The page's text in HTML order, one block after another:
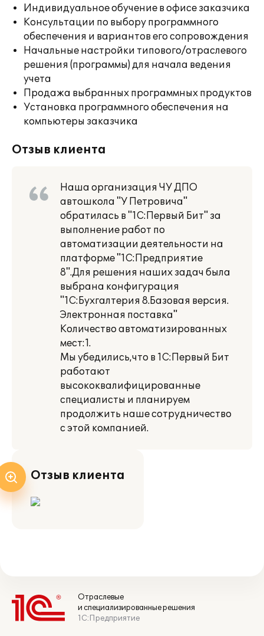
Индивидуальное обучение в офисе заказчика
Консультации по выбору программного
обеспечения и вариантов его сопровождения
Начальные настройки типового/отраслевого
решения (программы) для начала ведения
учета
Продажа выбранных программных продуктов
Установка программного обеспечения на
компьютеры заказчика
Отзыв клиента
Наша организация ЧУ ДПО
автошкола "У Петровича"
обратилась в "1С:Первый Бит" за
выполнение работ по
автоматизации деятельности на
платформе "1С:Предприятие
8".Для решения наших задач была
выбрана конфигурация
"1С:Бухгалтерия 8.Базовая версия.
Электронная поставка"
Количество автоматизированных
мест:1.
Мы убедились,что в 1С:Первый Бит
работают
высококвалифицированные
специалисты и планируем
продолжить наше сотрудничество
с этой компанией.
Отзыв клиента
Отраслевые
и специализированные решения
1С:Предприятие